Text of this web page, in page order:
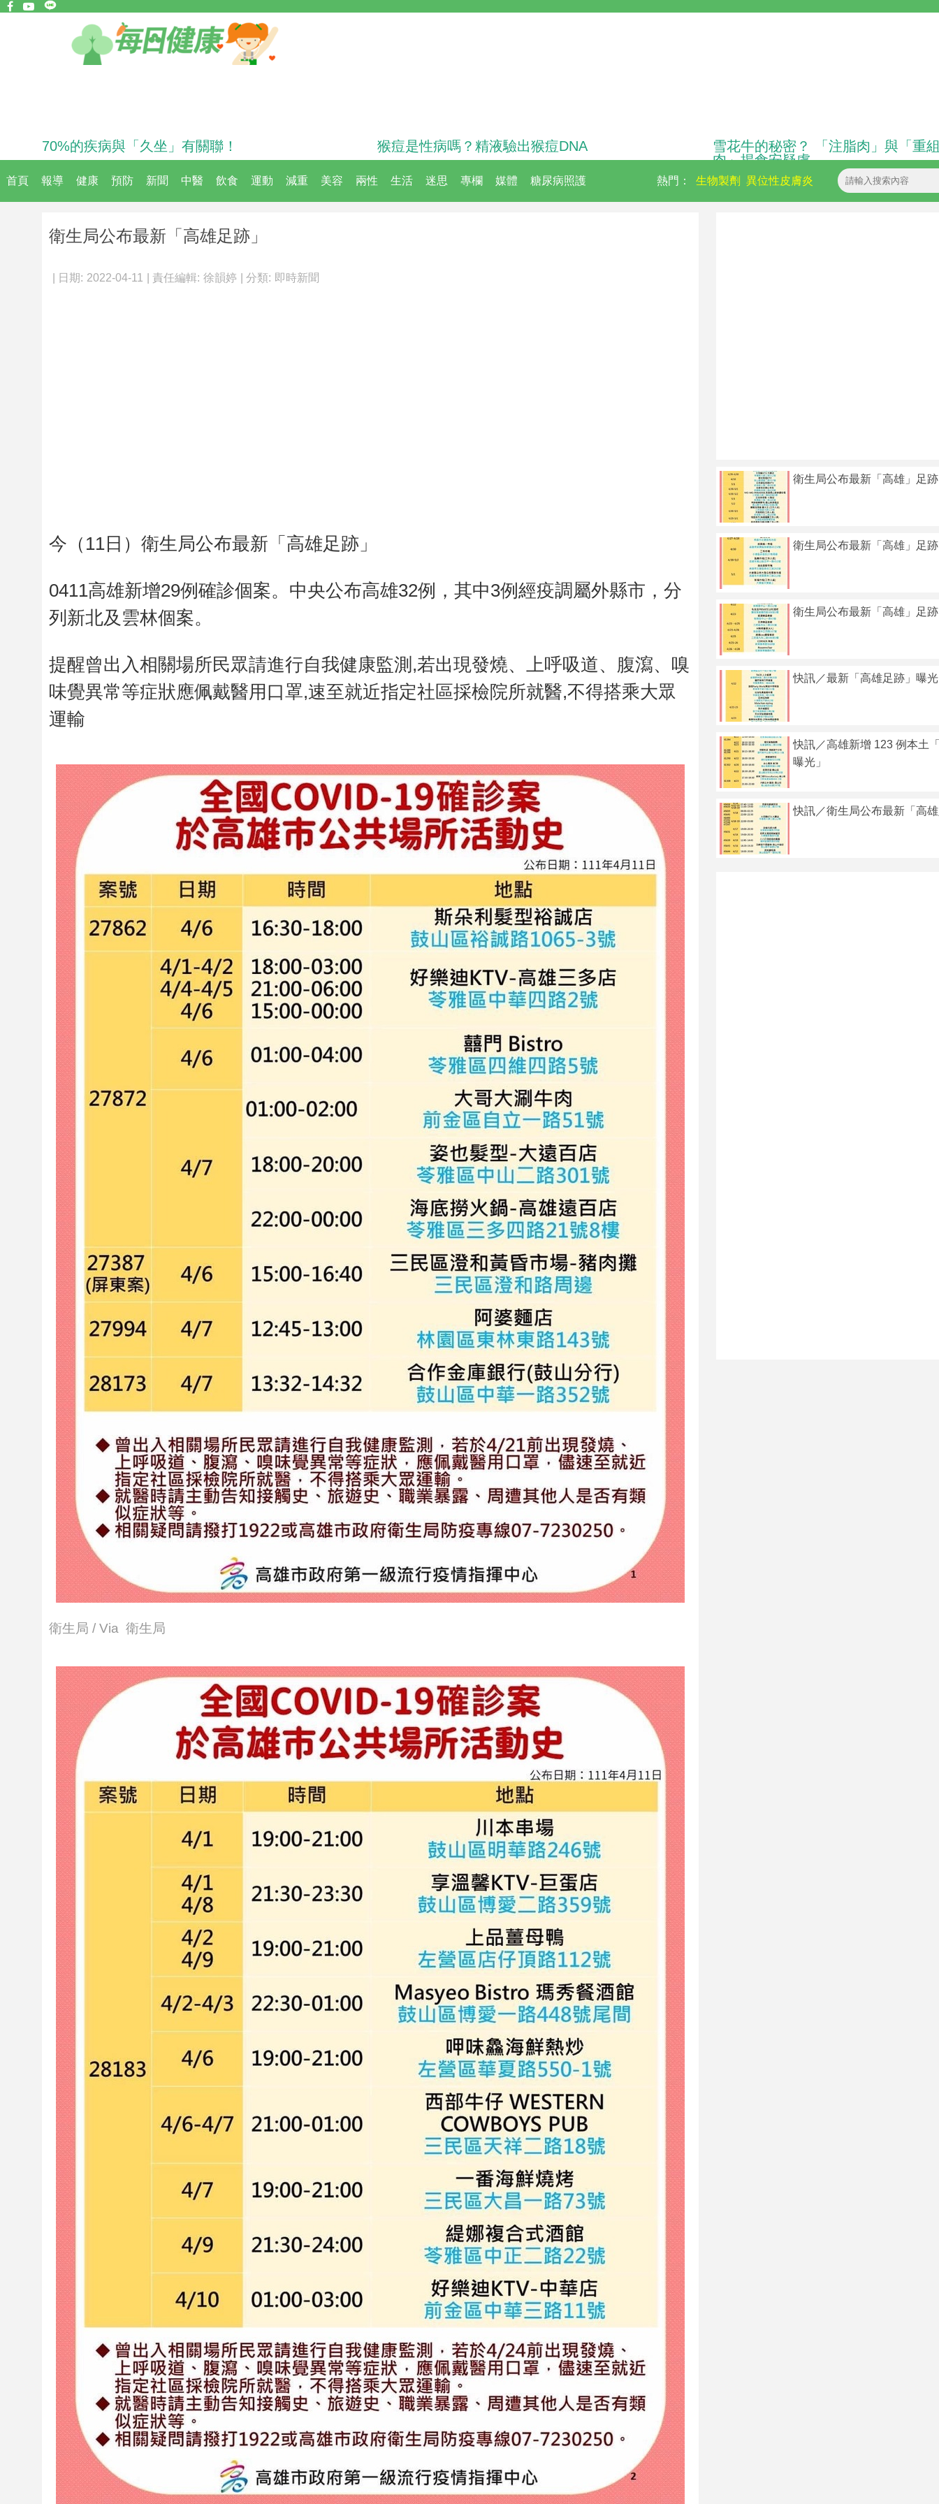
70%的疾病與「久坐」有關聯！ 猴痘是性病嗎？精液驗出猴痘DNA
雪花牛的秘密？ 「注脂肉」與「重
肉」揭食安疑慮
首頁 報導 健康 預防 新聞 中醫 飲食 運動 減重 美容 兩性 生活 迷思 專欄 媒體 糖尿病照護 異位性皮膚炎
生物製劑
熱門：
衛生局公布最新「高雄足跡」
| 日期: 2022-04-11 | 責任編輯: 徐韻婷 | 分類: 即時新聞
今（11日）衛生局公布最新「高雄足跡」
0411高雄新增29例確診個案。中央公布高雄32例，其中3例經疫調屬外縣市，分
列新北及雲林個案。
提醒曾出入相關場所民眾請進行自我健康監測,若出現發燒、上呼吸道、腹瀉、嗅
味覺異常等症狀應佩戴醫用口罩,速至就近指定社區採檢院所就醫,不得搭乘大眾
運輸
衛生局 / Via 衛生局
衛生局公布最新「高雄」足跡
衛生局公布最新「高雄」足跡
衛生局公布最新「高雄」足跡
快訊／最新「高雄足跡」曝光
快訊／高雄新增 123 例本土
曝光」
快訊／衛生局公布最新「高